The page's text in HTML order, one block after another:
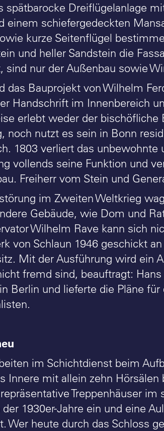
spätbarocke Dreiflügelanlage
einem schiefergedeckten
kurze Seitenflügel
und heller Sandstein die
sind nur der Außenbau sowie
das Bauprojekt von Wilhelm
Handschrift im Innenbereich
erlebt weder der bischöfliche
noch nutzt es sein in Bonn
1803 verliert das unbewohnte
vollends seine Funktion und
Freiherr vom Stein und
im Zweiten Weltkrieg
Gebäude, wie Dom und
Wilhelm Rave kann sich
von Schlaun 1946 geschickt
Mit der Ausführung wird ein
fremd sind, beauftragt:
Berlin und lieferte die Pläne
im Schichtdienst beim
Innere mit allein zehn
Treppenhäuser
1930er-Jahre ein und eine
Wer heute durch das Schloss